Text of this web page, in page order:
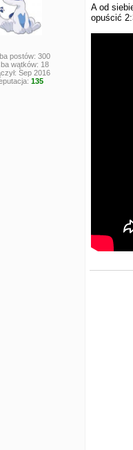
postów: 300
wątków: 18
Sep 2016
135
A od
opuścić